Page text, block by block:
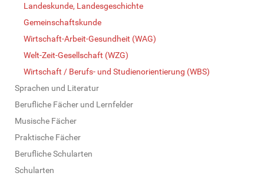
Landeskunde, Landesgeschichte
Gemeinschaftskunde
Wirtschaft-Arbeit-Gesundheit (WAG)
Welt-Zeit-Gesellschaft (WZG)
Wirtschaft / Berufs- und Studienorientierung (WBS)
Sprachen und Literatur
Berufliche Fächer und Lernfelder
Musische Fächer
Praktische Fächer
Berufliche Schularten
Schularten